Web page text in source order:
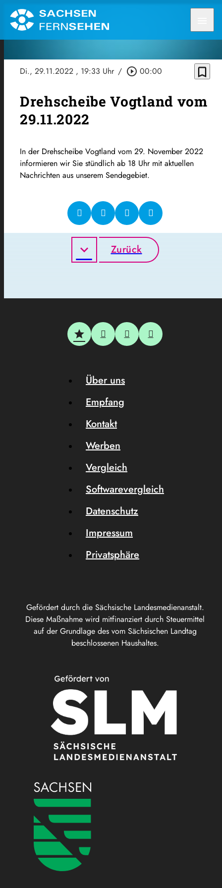
Di., 29.11.2022 , 19:33 Uhr / play_circle_outline 00:00 bookmark_border
Drehscheibe Vogtland vom
29.11.2022
In der Drehscheibe Vogtland vom 29. November 2022
informieren wir Sie stündlich ab 18 Uhr mit aktuellen
Nachrichten aus unserem Sendegebiet.
Zurück
Gefördert durch die Sächsische Landesmedienanstalt.
Diese Maßnahme wird mitfinanziert durch Steuermittel
auf der Grundlage des vom Sächsischen Landtag
beschlossenen Haushaltes.
Über uns
Empfang
Kontakt
Werben
Vergleich
Softwarevergleich
Datenschutz
Impressum
Privatsphäre